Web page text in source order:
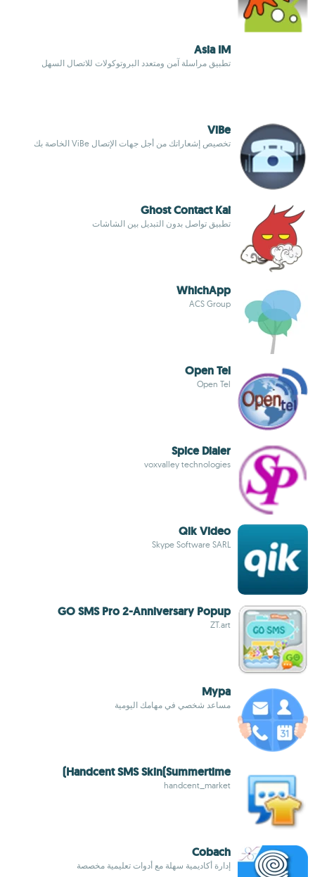
Asia IM
تطبيق مراسلة آمن ومتعدد البروتوكولات للاتصال السهل
ViBe
تخصيص إشعاراتك من أجل جهات الإتصال ViBe الخاصة بك
Ghost Contact Kai
تطبيق تواصل بدون التبديل بين الشاشات
WhichApp
ACS Group
Open Tel
Open Tel
Spice Dialer
voxvalley technologies
Qik Video
Skype Software SARL
GO SMS Pro 2-Anniversary Popup
ZT.art
Mypa
مساعد شخصي في مهامك اليومية
Handcent SMS Skin(Summertime)
handcent_market
Cobach
إدارة أكاديمية سهلة مع أدوات تعليمية مخصصة